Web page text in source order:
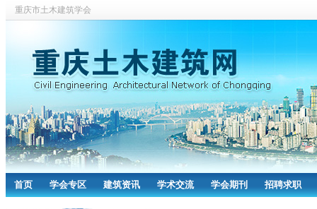
重庆市土木建筑学会
首页 学会专区 建筑资讯 学术交流 学会期刊 招聘求职